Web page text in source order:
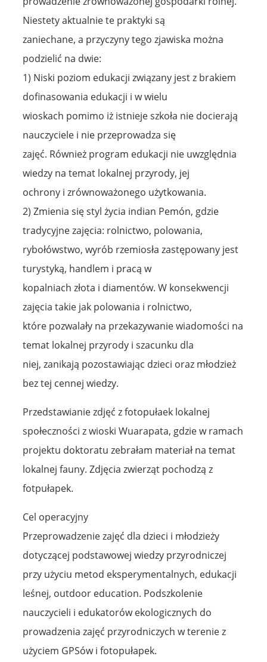
Niestety aktualnie te praktyki są
zaniechane, a przyczyny tego zjawiska można
podzielić na dwie:
1) Niski poziom edukacji związany jest z brakiem
dofinasowania edukacji i w wielu
wioskach pomimo iż istnieje szkoła nie docierają
nauczyciele i nie przeprowadza się
zajęć. Również program edukacji nie uwzględnia
wiedzy na temat lokalnej przyrody, jej
ochrony i zrównoważonego użytkowania.
2) Zmienia się styl życia indian Pemón, gdzie
tradycyjne zajęcia: rolnictwo, polowania,
rybołówstwo, wyrób rzemiosła zastępowany jest
turystyką, handlem i pracą w
kopalniach złota i diamentów. W konsekwencji
zajęcia takie jak polowania i rolnictwo,
które pozwalały na przekazywanie wiadomości na
temat lokalnej przyrody i szacunku dla
niej, zanikają pozostawiając dzieci oraz młodzież
bez tej cennej wiedzy.
Przedstawianie zdjęć z fotopułaek lokalnej
społeczności z wioski Wuarapata, gdzie w ramach
projektu doktoratu zebrałam materiał na temat
lokalnej fauny. Zdjęcia zwierząt pochodzą z
fotpułapek.
Cel operacyjny
Przeprowadzenie zajęć dla dzieci i młodzieży
dotyczącej podstawowej wiedzy przyrodniczej
przy użyciu metod eksperymentalnych, edukacji
leśnej, outdoor education. Podszkolenie
nauczycieli i edukatorów ekologicznych do
prowadzenia zajęć przyrodniczych w terenie z
użyciem GPSów i fotopułapek.